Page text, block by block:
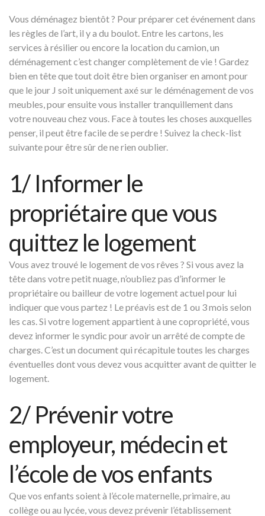
Vous déménagez bientôt ? Pourpréparer cet événementdans
les règles de l’art, il y a du boulot. Entre les cartons, les
services à résilier ou encore la location du camion, un
déménagement c’est changer complètement de vie ! Gardez
bien en tête que tout doit être bien organiser en amont pour
que le jour J soit uniquement axé sur le déménagement de vos
meubles, pour ensuite vous installer tranquillement dans
votre nouveau chez vous. Face à toutes les choses auxquelles
penser, il peut être facile de se perdre ! Suivez la check-list
suivante pour être sûr de ne rien oublier.
1/ Informer le
propriétaire que vous
quittez le logement
Vous avez trouvé le logement de vos rêves ? Si vous avez la
tête dans votre petit nuage, n’oubliez pas d’informer le
propriétaire ou bailleur de votre logement actuel pour lui
indiquer que vous partez ! Le préavis est de 1 ou 3 mois selon
les cas. Si votre logement appartient à une copropriété, vous
devez informer le syndic pour avoir un arrêté de compte de
charges. C’est un document qui récapitule toutes les charges
éventuelles dont vous devez vous acquitter avant de quitter le
logement.
2/ Prévenir votre
employeur, médecin et
l’école de vos enfants
Que vos enfants soient à l’école maternelle, primaire, au
collège ou au lycée, vous devez prévenir l’établissement